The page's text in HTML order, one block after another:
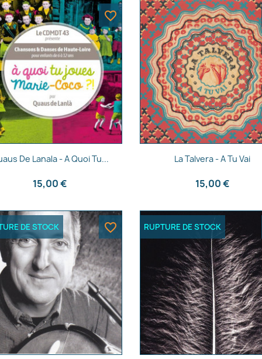
Aperçu rapide
De Lanala - A Quoi Tu...
15,00 €
favorite_border
Aperçu rapide
La Talvera - A Tu Vai
15,00 €
DE STOCK favorite_border RUPTURE DE STOCK